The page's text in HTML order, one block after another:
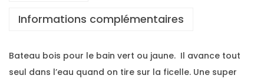
Informations complémentaires
Bateau bois pour le bain vert ou jaune. Il avance tout
seul dans l’eau quand on tire sur la ficelle. Une super